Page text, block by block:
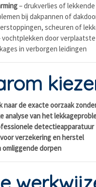
– drukverlies of
bij dakpannen of
scheuren of
vochtplekken door
in verborgen leidingen
naar de exacte oorzaak
analyse van het
detectieapparatuur
verzekering en herstel
omliggende dorpen